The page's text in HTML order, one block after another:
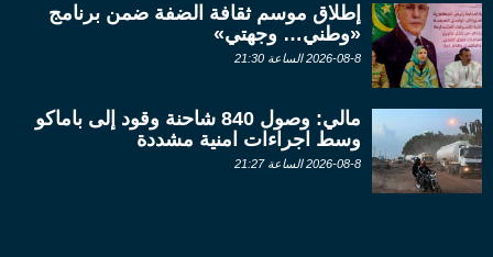
إطلاق موسم ثقافة الضفة ضمن برنامج
«وطني… وجهتي»
2026-08-8 الساعة 21:30
مالي: وصول 840 شاحنة وقود إلى باماكو
وسط اجراءات امنية مشددة
2026-08-8 الساعة 21:27